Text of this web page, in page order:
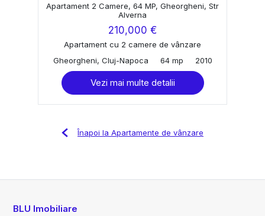
Apartament 2 Camere, 64 MP, Gheorgheni, Str
Alverna
210,000 €
Apartament cu 2 camere de vânzare
Gheorgheni, Cluj-Napoca
64 mp 2010
Vezi mai multe detalii
Înapoi la Apartamente de vânzare
BLU Imobiliare